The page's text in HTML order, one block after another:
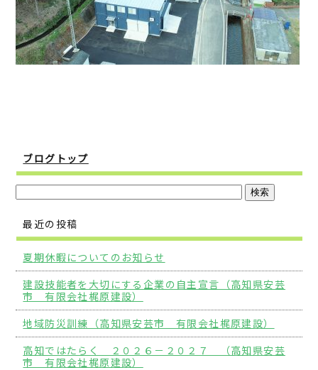
ブログトップ
最近の投稿
夏期休暇についてのお知らせ
建設技能者を大切にする企業の自主宣言（高知県安芸
市 有限会社梶原建設）
地域防災訓練（高知県安芸市 有限会社梶原建設）
高知ではたらく ２０２６－２０２７ （高知県安芸
市 有限会社梶原建設）